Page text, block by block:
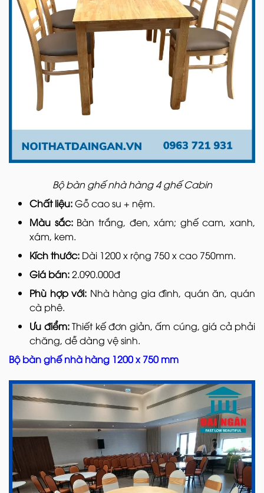
Bộ bàn ghế nhà hàng 4 ghế Cabin
Chất liệu:Gỗ cao su + nệm.
Màu sắc:Bàn trắng, đen, xám; ghế cam, xanh,
xám, kem.
Kích thước: Dài 1200 x rộng 750 x cao 750mm.
Giá bán:2.090.000đ
Phù hợp với: Nhà hàng gia đình, quán ăn, quán
cà phê.
Ưu điểm:Thiết kế đơn giản, ấm cúng, giá cả phải
chăng, dễ dàng vệ sinh.
Bộ bàn ghế nhà hàng 1200 x 750 mm